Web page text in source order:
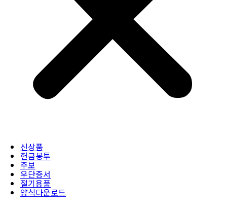
신상품
헌금봉투
주보
우단증서
절기용품
양식다운로드